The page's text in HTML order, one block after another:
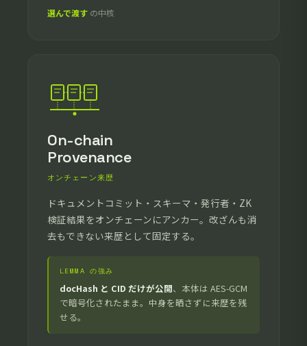
選んで渡す の中核
On-chain
Provenance
オンチェーン来歴
ドキュメントコミット・スキーマ・発行者・ZK
検証結果をオンチェーンにアンカー。改ざんも消
去もできない来歴として固定する。
LEMMA の強み
docHash と CID だけが公開、本体は AES-GCM
で暗号化されたまま。中身を晒さずに来歴を残
せる。